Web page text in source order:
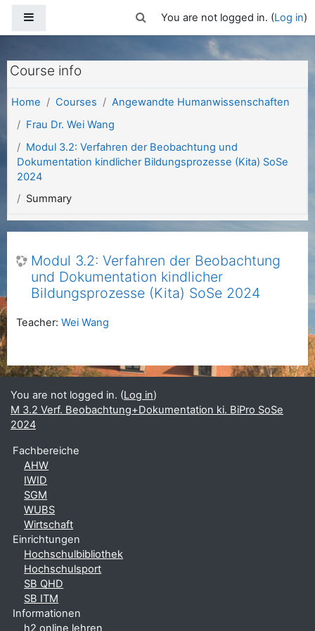
Toggle search input
You are not logged in. (Log in)
Course info
Home Courses
Angewandte Humanwissenschaften
Frau Dr. Wei Wang
Modul 3.2: Verfahren der Beobachtung und
Dokumentation kindlicher Bildungsprozesse (Kita) SoSe
2024
Summary
Modul 3.2: Verfahren der Beobachtung
und Dokumentation kindlicher
Bildungsprozesse (Kita) SoSe 2024
Teacher: Wei Wang
You are not logged in. (Log in)
M 3.2 Verf. Beobachtung+Dokumentation ki. BiPro SoSe
2024
Fachbereiche
AHW
IWID
SGM
WUBS
Wirtschaft
Einrichtungen
Hochschulbibliothek
Hochschulsport
SB QHD
SB ITM
Informationen
h2 online lehren